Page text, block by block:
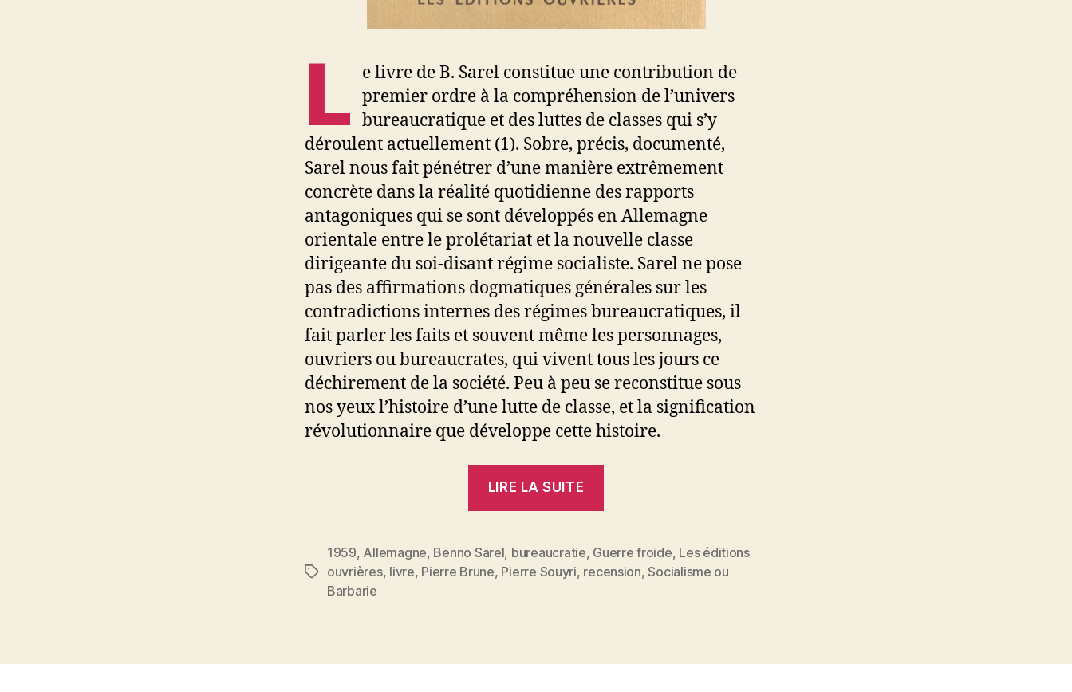
L e livre de B. Sarel constitue une contribution de
premier ordre à la compréhension de l’univers
bureaucratique et des luttes de classes qui s’y
déroulent actuellement (1). Sobre, précis, documenté,
Sarel nous fait pénétrer d’une manière extrêmement
concrète dans la réalité quotidienne des rapports
antagoniques qui se sont développés en Allemagne
orientale entre le prolétariat et la nouvelle classe
dirigeante du soi-disant régime socialiste. Sarel ne pose
pas des affirmations dogmatiques générales sur les
contradictions internes des régimes bureaucratiques, il
fait parler les faits et souvent même les personnages,
ouvriers ou bureaucrates, qui vivent tous les jours ce
déchirement de la société. Peu à peu se reconstitue sous
nos yeux l’histoire d’une lutte de classe, et la signification
révolutionnaire que développe cette histoire.
LIRE LA SUITE
La
classe
Étiquettes
1959, Allemagne, Benno Sarel, bureaucratie, Guerre froide, Les éditions
ouvrières, livre, Pierre Brune, Pierre Souyri, recension,Socialisme ou
Barbarie